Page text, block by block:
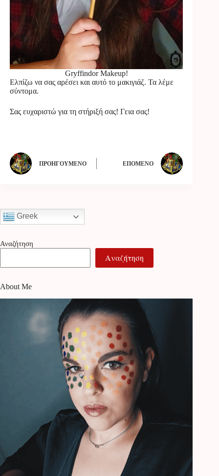
Gryffindor Makeup!
Ελπίζω να σας αρέσει και αυτό το μακιγιάζ. Τα λέμε
σύντομα.
Σας ευχαριστώ για τη στήριξή σας! Γεια σας!
ΠΡΟΗΓΟΎΜΕΝΟ ΕΠΌΜΕΝΟ
Greek
Αναζήτηση
Αναζήτηση
About Me